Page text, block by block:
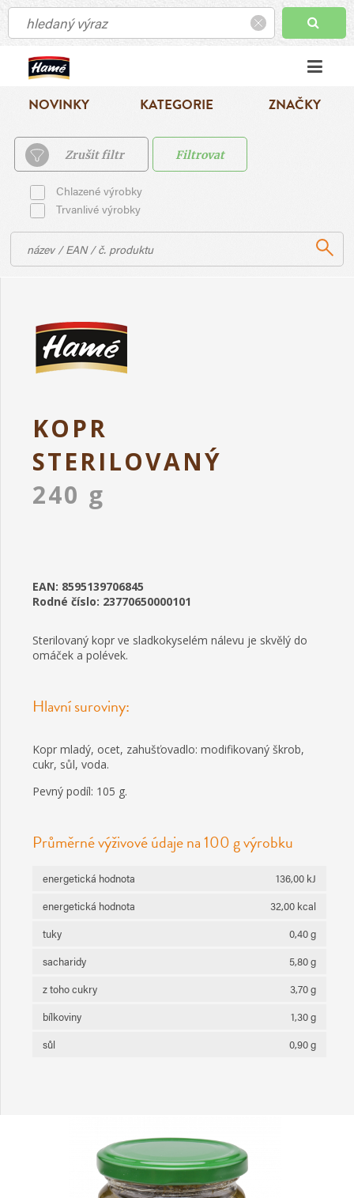
NOVINKY KATEGORIE ZNAČKY
Zrušit filtr Filtrovat
Chlazené výrobky
Trvanlivé výrobky
KOPR
STERILOVANÝ
240 g
EAN: 8595139706845
Rodné číslo: 23770650000101
Sterilovaný kopr ve sladkokyselém nálevu je skvělý do
omáček a polévek.
Hlavní suroviny:
Kopr mladý, ocet, zahušťovadlo: modifikovaný škrob,
cukr, sůl, voda.
Pevný podíl: 105 g.
Průměrné výživové údaje na 100 g výrobku
energetická hodnota
136,00 kJ
energetická hodnota
32,00 kcal
tuky
0,40 g
sacharidy
5,80 g
z toho cukry
3,70 g
bílkoviny
1,30 g
sůl
0,90 g